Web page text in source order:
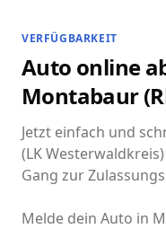
VERFÜGBARKEIT
Auto online
Montabaur
Jetzt einfach und
(LK
Gang zur
Melde dein Auto in